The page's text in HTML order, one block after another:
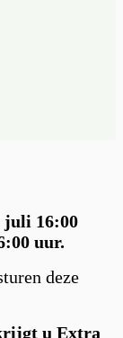
juli 16:00
uur.
deze
u Extra